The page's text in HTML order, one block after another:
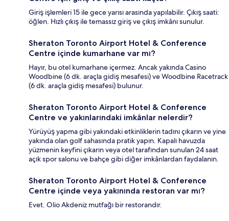
Giriş işlemleri 15 ile gece yarısı arasında yapılabilir. Çıkış saati:
öğlen. Hızlı çıkış ile temassız giriş ve çıkış imkânı sunulur.
Sheraton Toronto Airport Hotel & Conference
Centre içinde kumarhane var mı?
Hayır, bu otel kumarhane içermez. Ancak yakında Casino
Woodbine (6 dk. araçla gidiş mesafesi) ve Woodbine Racetrack
(6 dk. araçla gidiş mesafesi) bulunur.
Sheraton Toronto Airport Hotel & Conference
Centre ve yakınlarındaki imkânlar nelerdir?
Yürüyüş yapma gibi yakındaki etkinliklerin tadını çıkarın ve yine
yakında olan golf sahasında pratik yapın. Kapalı havuzda
yüzmenin keyfini çıkarın veya otel tarafından sunulan 24 saat
açık spor salonu ve bahçe gibi diğer imkânlardan faydalanın.
Sheraton Toronto Airport Hotel & Conference
Centre içinde veya yakınında restoran var mı?
Evet. Olio Akdeniz mutfağı bir restorandır.